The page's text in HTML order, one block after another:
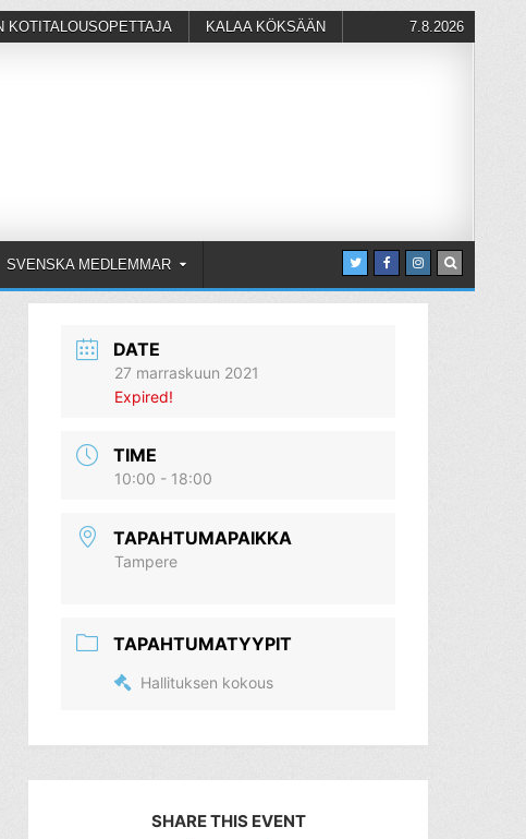
KOTITALOUSOPETTAJA KALAA KÖKSÄÄN 7.8.2026
SVENSKA MEDLEMMAR
DATE
27 marraskuun 2021
Expired!
TIME
10:00 - 18:00
TAPAHTUMAPAIKKA
Tampere
TAPAHTUMATYYPIT
Hallituksen kokous
SHARE THIS EVENT